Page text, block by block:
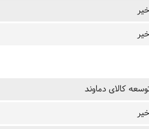
خیر
خیر
کالای دماوند
خیر